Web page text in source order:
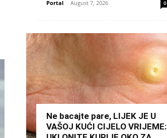
Portal - August 7, 2026 0
Ne bacajte pare, LIJEK JE U
VAŠOJ KUĆI CIJELO VRIJEME: